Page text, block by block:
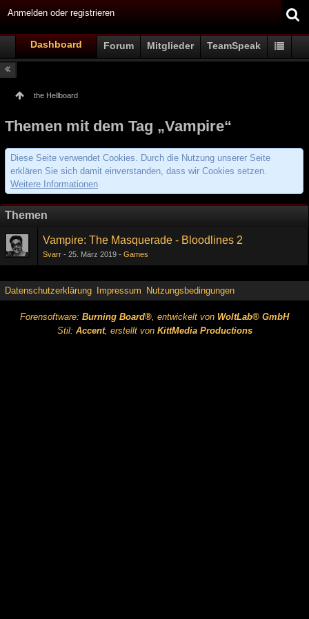
Anmelden oder registrieren
Dashboard Forum Mitglieder TeamSpeak
the Hellboard
Themen mit dem Tag „Vampire“
Diese Seite verwendet Cookies. Durch die Nutzung unserer Seite
erklären Sie sich damit einverstanden, dass wir Cookies setzen.
Weitere Informationen
Themen
Vampire: The Masquerade - Bloodlines 2
Svarr 25. März 2019 Games
Datenschutzerklärung Impressum Nutzungsbedingungen
Forensoftware: Burning Board®, entwickelt von WoltLab® GmbH
Stil: Accent, erstellt von KittMedia Productions